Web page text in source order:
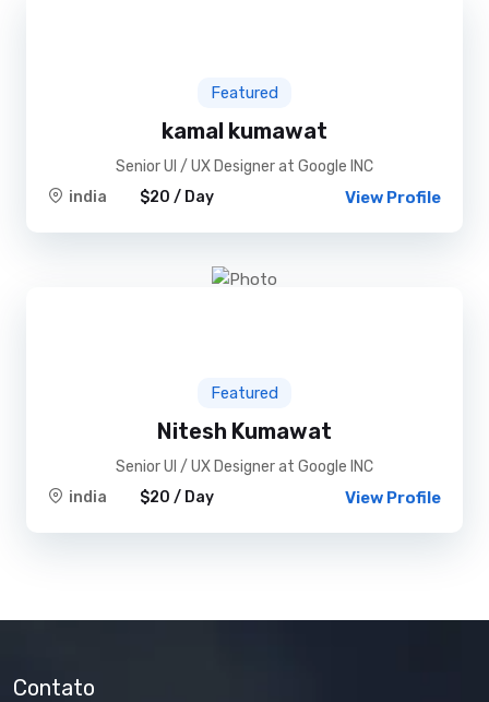
Featured
kamal kumawat
Senior UI / UX Designer at Google INC
india
$20 / Day View Profile
Featured
Nitesh Kumawat
Senior UI / UX Designer at Google INC
india
$20 / Day View Profile
Contato